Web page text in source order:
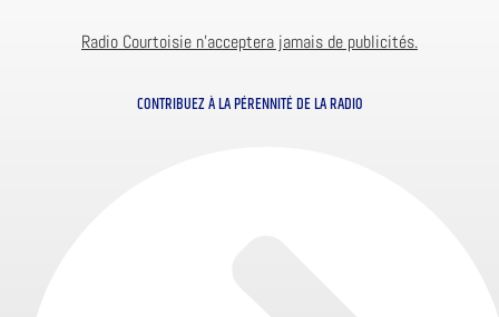
Radio Courtoisie n’acceptera jamais de publicités.
CONTRIBUEZ À LA PÉRENNITÉ DE LA RADIO